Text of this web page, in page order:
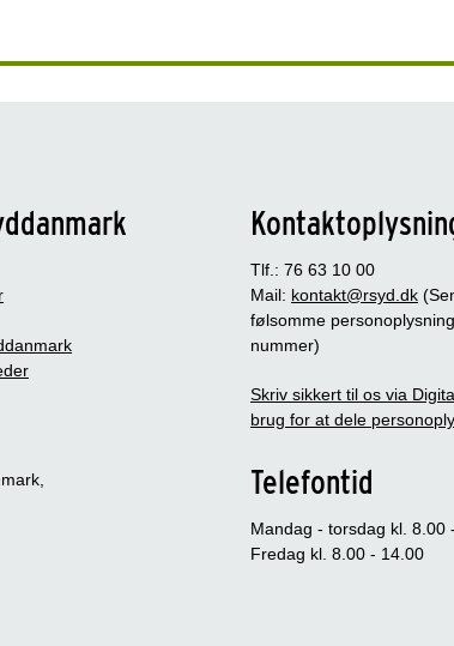
Tlf.: 76 63 10 00
Mail: kontakt@rsyd.dk
følsomme
nummer)
Skriv sikkert til os via
brug for at dele
Telefontid
Mandag - torsdag kl. 8.00
Fredag kl. 8.00 - 14.00